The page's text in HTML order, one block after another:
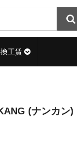
工賃
(ナンカン)